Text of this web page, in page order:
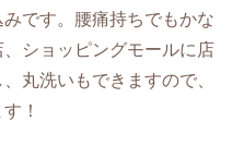
です。腰痛持ちでもかな
ショッピングモールに店
丸洗いもできますので、
！